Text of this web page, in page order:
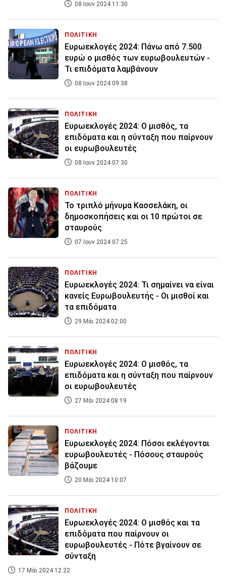
08 Ιουν 2024 11:30
ΠΟΛΙΤΙΚΗ
Ευρωεκλογές 2024: Πάνω από 7.500
ευρώ ο μισθός των ευρωβουλευτών -
Τι επιδόματα λαμβάνουν
08 Ιουν 2024 09:38
ΠΟΛΙΤΙΚΗ
Ευρωεκλογές 2024: Ο μισθός, τα
επιδόματα και η σύνταξη που παίρνουν
οι ευρωβουλευτές
08 Ιουν 2024 07:30
ΠΟΛΙΤΙΚΗ
Το τριπλό μήνυμα Κασσελάκη, οι
δημοσκοπήσεις και οι 10 πρώτοι σε
σταυρούς
07 Ιουν 2024 07:25
ΠΟΛΙΤΙΚΗ
Ευρωεκλογές 2024: Τι σημαίνει να είναι
κανείς Ευρωβουλευτής - Οι μισθοί και
τα επιδόματα
29 Μάι 2024 02:00
ΠΟΛΙΤΙΚΗ
Ευρωεκλογές 2024: Ο μισθός, τα
επιδόματα και η σύνταξη που παίρνουν
οι ευρωβουλευτές
27 Μάι 2024 08:19
ΠΟΛΙΤΙΚΗ
Ευρωεκλογές 2024: Πόσοι εκλέγονται
ευρωβουλευτές - Πόσους σταυρούς
βάζουμε
20 Μάι 2024 10:07
ΠΟΛΙΤΙΚΗ
Ευρωεκλογές 2024: Ο μισθός και τα
επιδόματα που παίρνουν οι
ευρωβουλευτές - Πότε βγαίνουν σε
σύνταξη
17 Μάι 2024 12:22